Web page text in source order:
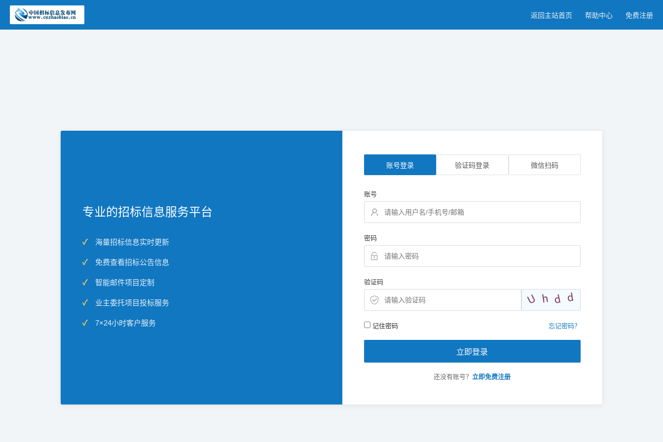
返回主站首页 帮助中心 免费注册
专业的招标信息服务平台
海量招标信息实时更新
免费查看招标公告信息
智能邮件项目定制
业主委托项目投标服务
7×24小时客户服务
账号登录 验证码登录 微信扫码
账号
密码
验证码
记住密码 忘记密码？
立即登录
还没有账号？ 立即免费注册